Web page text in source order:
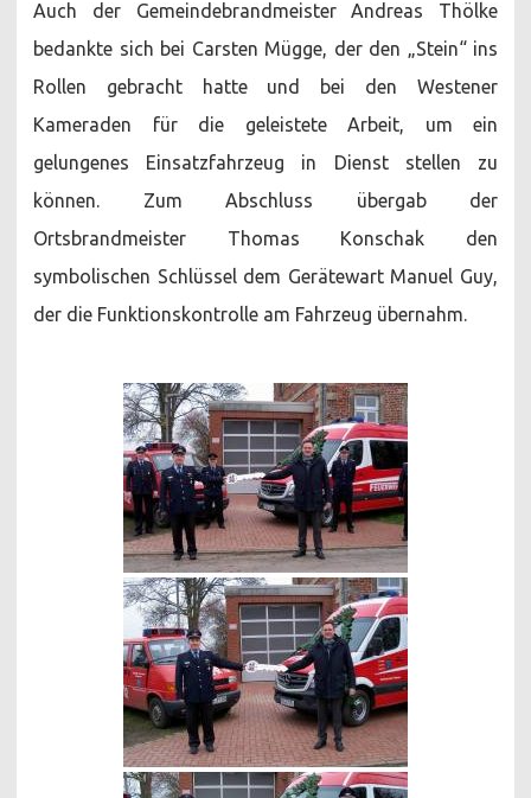
Auch der Gemeindebrandmeister Andreas Thölke
bedankte sich bei Carsten Mügge, der den „Stein“ ins
Rollen gebracht hatte und bei den Westener
Kameraden für die geleistete Arbeit, um ein
gelungenes Einsatzfahrzeug in Dienst stellen zu
können. Zum Abschluss übergab der
Ortsbrandmeister Thomas Konschak den
symbolischen Schlüssel dem Gerätewart Manuel Guy,
der die Funktionskontrolle am Fahrzeug übernahm.